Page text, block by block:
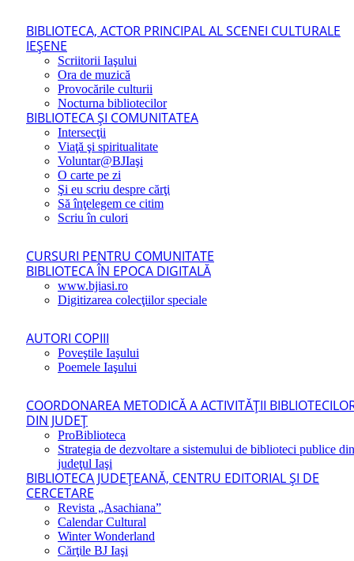
BIBLIOTECA, ACTOR PRINCIPAL AL SCENEI CULTURALE
IEŞENE
Scriitorii Iaşului
Ora de muzică
Provocările culturii
Nocturna bibliotecilor
BIBLIOTECA ŞI COMUNITATEA
Intersecţii
Viaţă şi spiritualitate
Voluntar@BJIaşi
O carte pe zi
Şi eu scriu despre cărţi
Să înţelegem ce citim
Scriu în culori
CURSURI PENTRU COMUNITATE
BIBLIOTECA ÎN EPOCA DIGITALĂ
www.bjiasi.ro
Digitizarea colecţiilor speciale
AUTORI COPIII
Poveştile Iaşului
Poemele Iaşului
COORDONAREA METODICĂ A ACTIVITĂŢII
DIN JUDEŢ
ProBiblioteca
Strategia de dezvoltare a sistemului de biblioteci publice din
judeţul Iaşi
BIBLIOTECA JUDEŢEANĂ, CENTRU EDITORIAL ŞI DE
CERCETARE
Revista „Asachiana”
Calendar Cultural
Winter Wonderland
Cărţile BJ Iaşi